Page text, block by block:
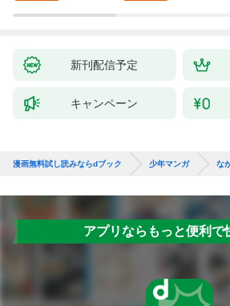
が、出世した元教え子
新刊配信予定
キャンペーン
漫画無料試し読みならdブック 少年マンガ な
アプリならもっと便利で